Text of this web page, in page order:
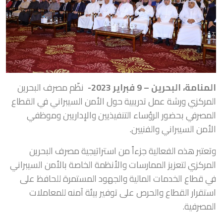
المنامة، البحرين – 9 فبراير 2023-
نظّم مصرف البحرين
المركزي ورشة عمل تدريبية حول الأمن السيبراني في القطاع
المصرفي بحضور الرؤساء التنفيذيين والإداريين وموظفي
الأمن السيبراني والفنيين.
وتعتبر هذه الفعالية جزءاً من استراتيجية مصرف البحرين
المركزي لتعزيز الممارسات والأنظمة الخاصة بالأمن السيبراني
في قطاع الخدمات المالية والجهود المستمرة للحافظ على
استقرار القطاع والحرص على توفير بيئة آمنه للمعاملات
المصرفية.